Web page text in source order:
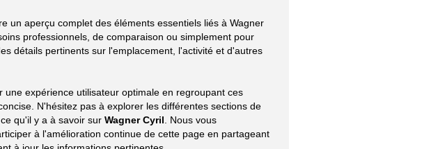
un aperçu complet des éléments essentiels liés à Wagner
professionnels, de comparaison ou simplement pour
détails pertinents sur l'emplacement, l'activité et d'autres
une expérience utilisateur optimale en regroupant ces
N'hésitez pas à explorer les différentes sections de
qu'il y a à savoir sur Wagner Cyril . Nous vous
à l'amélioration continue de cette page en partageant